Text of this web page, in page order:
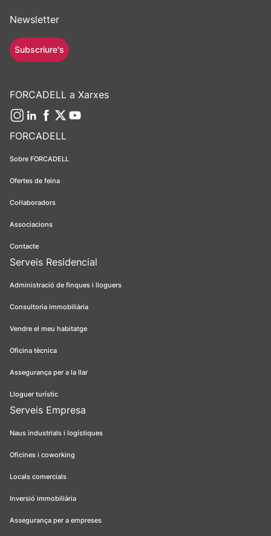
FORCADELL
Sobre FORCADELL
Ofertes de feina
Col·laboradors
Associacions
Contacte
Serveis Residencial
Administració de finques i lloguers
Consultoria immobiliària
Vendre el meu habitatge
Oficina tècnica
Assegurança per a la llar
Lloguer turístic
Serveis Empresa
Naus industrials i logístiques
Oficines i coworking
Locals comercials
Inversió immobiliària
Assegurança per a empreses
Newsletter
Subscriure's
FORCADELL a Xarxes